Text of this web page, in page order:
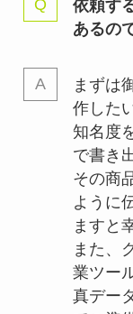
依頼す
あるの
まずは
作した
知名度
で書き
その商
ように
ますと
また、
業ツー
真デー